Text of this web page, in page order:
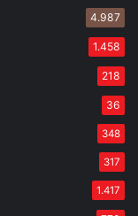
4.987
1.458
218
36
348
317
1.417